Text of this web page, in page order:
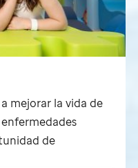
mejorar la vida de
de